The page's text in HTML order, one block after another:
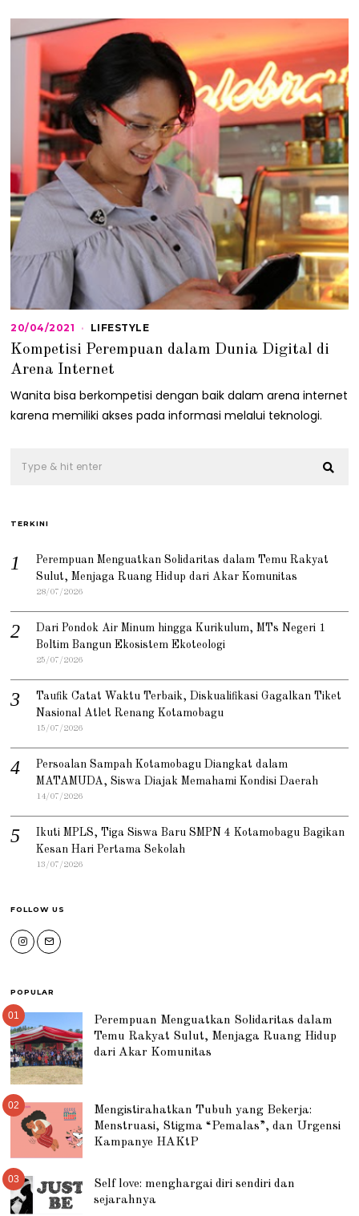
20/04/2021
/
0
/
0
LIFESTYLE
Kompetisi Perempuan dalam Dunia Digital di
Arena Internet
Wanita bisa berkompetisi dengan baik dalam arena internet
karena memiliki akses pada informasi melalui teknologi.
TERKINI
Perempuan Menguatkan Solidaritas dalam Temu Rakyat
Sulut, Menjaga Ruang Hidup dari Akar Komunitas
28/07/2026
Dari Pondok Air Minum hingga Kurikulum, MTs Negeri 1
Boltim Bangun Ekosistem Ekoteologi
25/07/2026
Taufik Catat Waktu Terbaik, Diskualifikasi Gagalkan Tiket
Nasional Atlet Renang Kotamobagu
15/07/2026
Persoalan Sampah Kotamobagu Diangkat dalam
MATAMUDA, Siswa Diajak Memahami Kondisi Daerah
14/07/2026
Ikuti MPLS, Tiga Siswa Baru SMPN 4 Kotamobagu Bagikan
Kesan Hari Pertama Sekolah
13/07/2026
FOLLOW US
POPULAR
01
Perempuan Menguatkan Solidaritas dalam
Temu Rakyat Sulut, Menjaga Ruang Hidup
dari Akar Komunitas
02
Mengistirahatkan Tubuh yang Bekerja:
Menstruasi, Stigma “Pemalas”, dan Urgensi
Kampanye HAKtP
03
Self love: menghargai diri sendiri dan
sejarahnya